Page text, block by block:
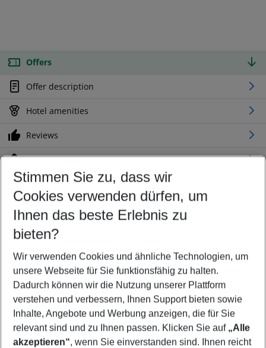
Offers
Offer description
Hotel amenities
Reviews
Location
Customize your offer
Find the perfect deal which suits your best
Your departure airport
Any airport
Select your date range
09/08/26–07/08/27 5-8 nights
Who will travel
2 adults No children
Show more filter
Stimmen Sie zu, dass wir
Cookies verwenden dürfen, um
Ihnen das beste Erlebnis zu
bieten?
Wir verwenden Cookies und ähnliche Technologien, um
unsere Webseite für Sie funktionsfähig zu halten.
Dadurch können wir die Nutzung unserer Plattform
verstehen und verbessern, Ihnen Support bieten sowie
Inhalte, Angebote und Werbung anzeigen, die für Sie
relevant sind und zu Ihnen passen. Klicken Sie auf „Alle
akzeptieren“, wenn Sie einverstanden sind. Ihnen reicht